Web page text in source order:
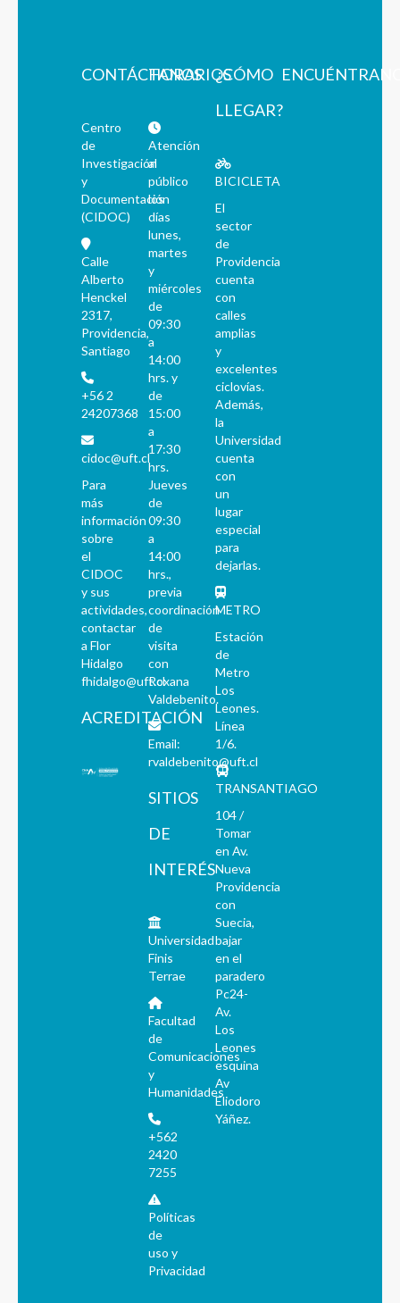
CONTÁCTANOS
Centro
de
Investigación
y
Documentación
(CIDOC)
Calle
Alberto
Henckel
2317,
Providencia,
Santiago
+56 2
24207368
cidoc@uft.cl
Para
más
información
sobre
el
CIDOC
y sus
actividades,
contactar
a Flor
Hidalgo
fhidalgo@uft.cl
ACREDITACIÓN
HORARIOS
Atención
al
público
los
días
lunes,
martes
y
miércoles
de
09:30
a
14:00
hrs. y
de
15:00
a
17:30
hrs.
Jueves
de
09:30
a
14:00
hrs.,
previa
coordinación
de
visita
con
Roxana
Valdebenito.
Email:
rvaldebenito@uft.cl
SITIOS
DE
INTERÉS
Universidad
Finis
Terrae
Facultad
de
Comunicaciones
y
Humanidades
+562
2420
7255
Políticas
de
uso y
Privacidad
¿CÓMO
LLEGAR?
BICICLETA
El
sector
de
Providencia
cuenta
con
calles
amplias
y
excelentes
ciclovías.
Además,
la
Universidad
cuenta
con
un
lugar
especial
para
dejarlas.
METRO
Estación
de
Metro
Los
Leones.
Línea
1/6.
TRANSANTIAGO
104 /
Tomar
en Av.
Nueva
Providencia
con
Suecia,
bajar
en el
paradero
Pc24-
Av.
Los
Leones
esquina
Av
Eliodoro
Yáñez.